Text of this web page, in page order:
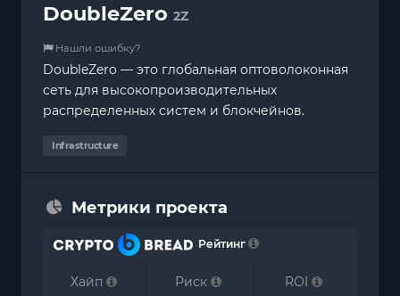
DoubleZero 2Z
Нашли ошибку?
DoubleZero — это глобальная оптоволоконная
сеть для высокопроизводительных
распределенных систем и блокчейнов.
Infrastructure
Метрики проекта
Рейтинг
Хайп
Риск
ROI